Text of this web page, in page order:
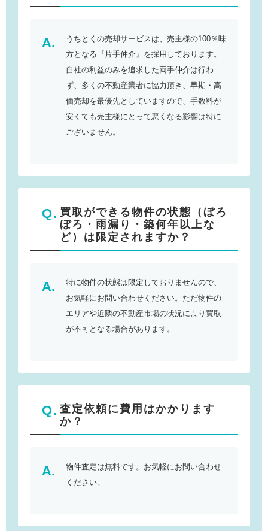
うちとくの売却サービスは、売主様の100％味
方となる『片手仲介』を採用しております。
自社の利益のみを追求した両手仲介は行わ
ず、多くの不動産業者に協力頂き、早期・高
価売却を最優先としていますので、手数料が
安くても売主様にとって悪くなる影響は特に
ございません。
買取ができる物件の状態（ぼろ
ぼろ・雨漏り・築何年以上な
ど）は限定されますか？
特に物件の状態は限定しておりませんので、
お気軽にお問い合わせください。ただ物件の
エリアや近隣の不動産市場の状況により買取
が不可となる場合があります。
査定依頼に費用はかかります
か？
物件査定は無料です。お気軽にお問い合わせ
ください。